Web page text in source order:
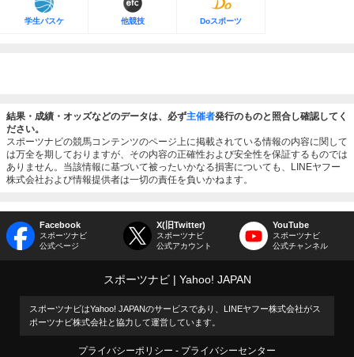
学生バスケ 他競技 Doスポーツ
結果・成績・オッズなどのデータは、必ず主催者発行のものと照合し確認してく
ださい。
スポーツナビの競馬コンテンツのページ上に掲載されている情報の内容に関して
は万全を期しておりますが、その内容の正確性および安全性を保証するものでは
ありません。当該情報に基づいて被ったいかなる損害についても、LINEヤフー
株式会社および情報提供者は一切の責任を負いかねます。
Facebook
スポーツナビ
公式ページ
X(旧Twitter)
スポーツナビ
公式アカウント
YouTube
スポーツナビ
公式チャンネル
スポーツナビ Yahoo! JAPAN
スポーツナビはYahoo! JAPANのサービスであり、LINEヤフー株式会社がス
ポーツナビ株式会社と協力して運営しています。
プライバシーポリシー プライバシーセンター